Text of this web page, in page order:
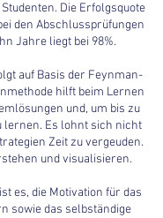
Die Erfolgsquote
den Abschlussprüfungen
Jahre liegt bei 98%.
auf Basis der Feynman-
hilft beim Lernen
und, um bis zu
Es lohnt sich nicht
Zeit zu vergeuden.
und visualisieren.
es, die Motivation für das
sowie das selbständige